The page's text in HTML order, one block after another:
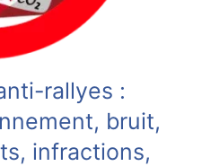
rallyes :
bruit,
infractions,